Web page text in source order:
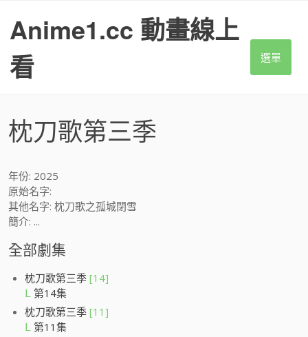
Anime1.cc 動畫線上
看
選單
枕刀歌第三季
年份: 2025
原始名字:
其他名字: 枕刀歌之孤城閉雪
簡介: ...
全部劇集
枕刀歌第三季 [14]
L 第14集
枕刀歌第三季 [11]
L 第11集